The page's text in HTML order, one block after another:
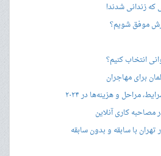
زندانی شدند!
موفق شویم؟
انتخاب کنیم؟
برای مهاجران
مراحل و هزینه‌ها در ۲۰۲۴
با سابقه و بدون سابقه